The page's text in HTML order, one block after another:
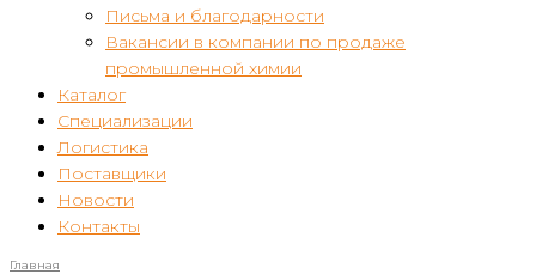
Письма и благодарности
Вакансии в компании по продаже
промышленной химии
Каталог
Специализации
Логистика
Поставщики
Новости
Контакты
Главная